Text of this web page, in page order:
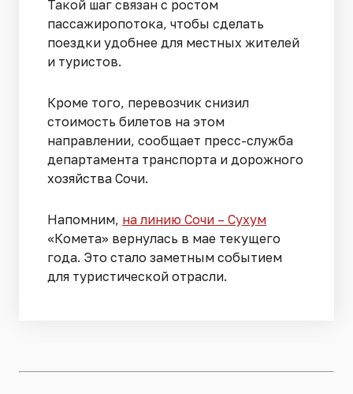
Такой шаг связан с ростом
пассажиропотока, чтобы сделать
поездки удобнее для местных жителей
и туристов.
Кроме того, перевозчик снизил
стоимость билетов на этом
направлении, сообщает пресс-служба
департамента транспорта и дорожного
хозяйства Сочи.
Напомним, на линию Сочи – Сухум
«Комета» вернулась в мае текущего
года. Это стало заметным событием
для туристической отрасли.